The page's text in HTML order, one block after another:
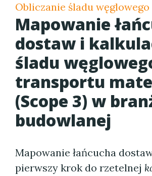
Obliczanie śladu węglowego
Mapowanie
dostaw i
śladu
transportu
(Scope 3) w
budowlanej
Mapowanie łańcucha
pierwszy krok do rzetelnej